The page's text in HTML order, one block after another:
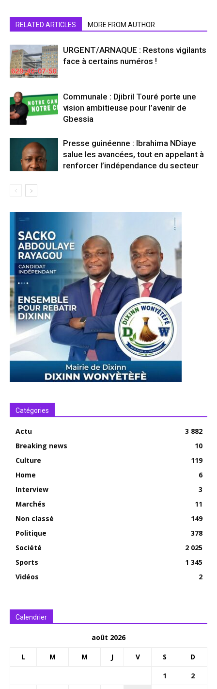
RELATED ARTICLES MORE FROM AUTHOR
URGENT/ARNAQUE : Restons vigilants
face à certains numéros !
Communale : Djibril Touré porte une
vision ambitieuse pour l’avenir de
Gbessia
Presse guinéenne : Ibrahima NDiaye
salue les avancées, tout en appelant à
renforcer l’indépendance du secteur
Catégories
Actu
3 882
Breaking news
10
Culture
119
Home
6
Interview
3
Marchés
11
Non classé
149
Politique
378
Société
2 025
Sports
1 345
Vidéos
2
Calendrier
août 2026
L M M J V S D
1
2